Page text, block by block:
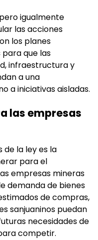
igualmente
las acciones
los planes
que las
infraestructura y
a una
a iniciativas aisladas.
las empresas
de la ley es la
para el
empresas mineras
demanda de bienes
de compras,
sanjuaninos puedan
necesidades de
competir.